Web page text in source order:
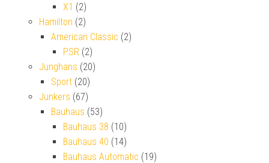
X1 (2)
Hamilton (2)
American Classic (2)
PSR (2)
Junghans (20)
Sport (20)
Junkers (67)
Bauhaus (53)
Bauhaus 38 (10)
Bauhaus 40 (14)
Bauhaus Automatic (19)